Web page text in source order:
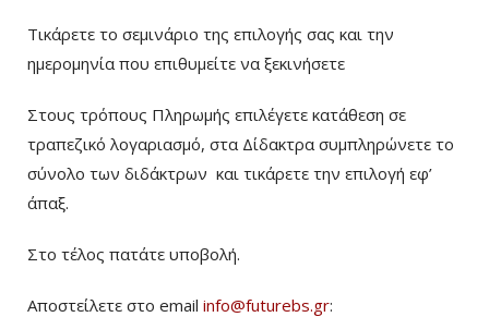
Τικάρετε το σεμινάριο της επιλογής σας και την
ημερομηνία που επιθυμείτε να ξεκινήσετε
Στους τρόπους Πληρωμής επιλέγετε κατάθεση σε
τραπεζικό λογαριασμό, στα Δίδακτρα συμπληρώνετε το
σύνολο των διδάκτρων και τικάρετε την επιλογή εφ’
άπαξ.
Στο τέλος πατάτε υποβολή.
Αποστείλετε στο email info@futurebs.gr: